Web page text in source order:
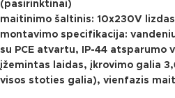
(pasirinktinai)
maitinimo šaltinis: 10x230V lizdas
montavimo specifikacija:
su PCE atvartu, IP-44 atsparumo
įžemintas laidas, įkrovimo galia
visos stoties galia), vienfazis